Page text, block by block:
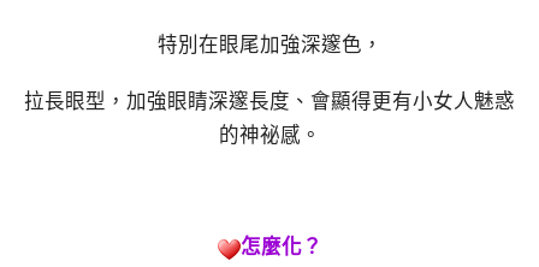
特別在眼尾加強深邃色，
拉長眼型，加強眼睛深邃長度、會顯得更有小女人魅惑
的神祕感。
怎麼化？